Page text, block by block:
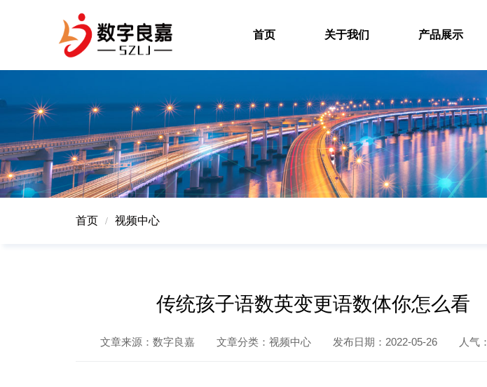
首页 关于我们 产品展示
首页 / 视频中心
传统孩子语数英变更语数体你怎么看
文章来源：数字良嘉 文章分类：视频中心 发布日期：2022-05-26 人气：